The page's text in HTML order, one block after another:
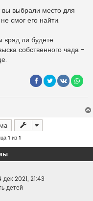
вы выбрали место для
смог его найти.
вряд ли будете
собственного чада -
1 из1
дек 2021, 21:43
детей